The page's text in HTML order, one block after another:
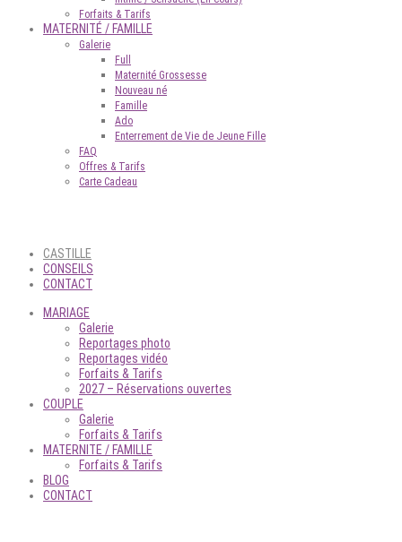
Forfaits & Tarifs
MATERNITÉ / FAMILLE
Galerie
Full
Maternité Grossesse
Nouveau né
Famille
Ado
Enterrement de Vie de Jeune Fille
FAQ
Offres & Tarifs
Carte Cadeau
CASTILLE
CONSEILS
CONTACT
MARIAGE
Galerie
Reportages photo
Reportages vidéo
Forfaits & Tarifs
2027 – Réservations ouvertes
COUPLE
Galerie
Forfaits & Tarifs
MATERNITE / FAMILLE
Forfaits & Tarifs
BLOG
CONTACT